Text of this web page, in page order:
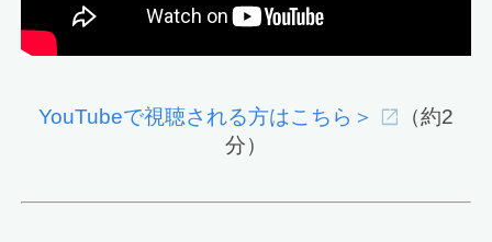
YouTubeで視聴される方はこちら＞
（約2
分）